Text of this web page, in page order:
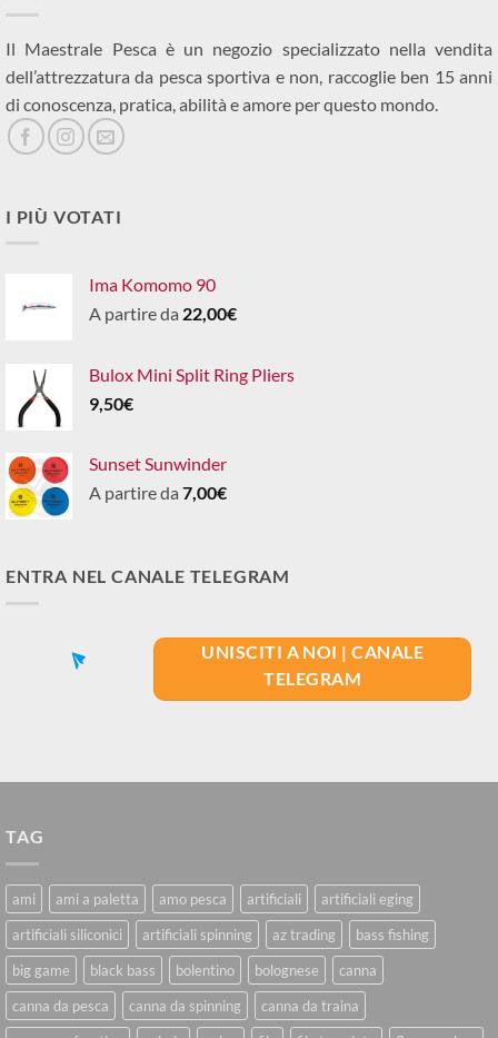
Il Maestrale Pesca è un negozio specializzato nella vendita
dell’attrezzatura da pesca sportiva e non, raccoglie ben 15 anni
di conoscenza, pratica, abilità e amore per questo mondo.
I PIÙ VOTATI
Ima Komomo 90
A partire da 22,00€
Bulox Mini Split Ring Pliers
9,50€
Sunset Sunwinder
A partire da 7,00€
ENTRA NEL CANALE TELEGRAM
UNISCITI A NOI | CANALE
TELEGRAM
TAG
ami ami a paletta amo pesca artificiali
artificiali eging
artificiali siliconici
artificiali spinning az trading
bass fishing
big game
black bass bolentino bolognese
canna
canna da pesca
canna da spinning
canna da traina